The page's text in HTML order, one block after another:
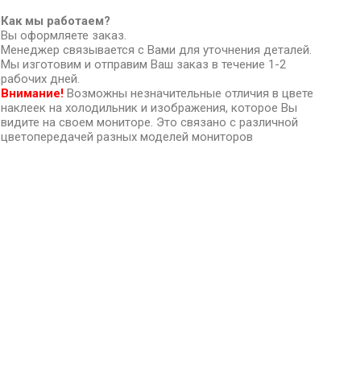
Как мы работаем?
Вы оформляете заказ.
Менеджер связывается с Вами для уточнения деталей.
Мы изготовим и отправим Ваш заказ в течение 1-2
рабочих дней.
Внимание! Возможны незначительные отличия в цвете
наклеек на холодильник и изображения, которое Вы
видите на своем мониторе. Это связано с различной
цветопередачей разных моделей мониторов